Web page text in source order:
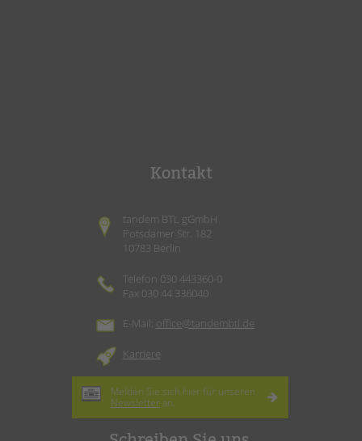
Kontakt
tandem BTL gGmbH
Potsdamer Str. 182
10783 Berlin
Telefon 030 443360-0
Fax 030 44 336040
E-Mail: office@tandembtl.de
Karriere
Melden Sie sich hier für unseren
Newsletter an.